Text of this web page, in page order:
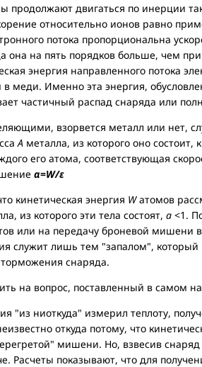
продолжают двигаться по инерции
относительно ионов равно
потока пропорциональна
она на пять порядков больше, чем
энергия направленного потока
меди. Именно эта энергия,
частичный распад снаряда или
взорвется металл или нет,
А металла, из которого оно состоит,
его атома, соответствующая
α=W/ε
кинетическая энергия Wатомов
из которого эти тела состоят, a <1.
или на передачу броневой мишени
служит лишь тем "запалом",
снаряда.
на вопрос, поставленный в самом
"из ниоткуда" измерил теплоту,
откуда потому, что
мишени. Но, взвесив
Расчеты показывают, что для